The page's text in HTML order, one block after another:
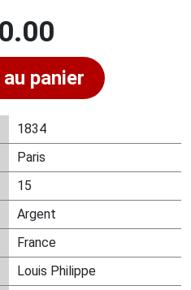
panier
1834
Paris
15
Argent
France
Louis Philippe